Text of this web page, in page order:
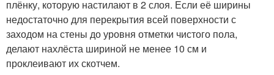
плёнку, которую настилают в 2 слоя. Если её ширины
недостаточно для перекрытия всей поверхности с
заходом на стены до уровня отметки чистого пола,
делают нахлёста шириной не менее 10 см и
проклеивают их скотчем.